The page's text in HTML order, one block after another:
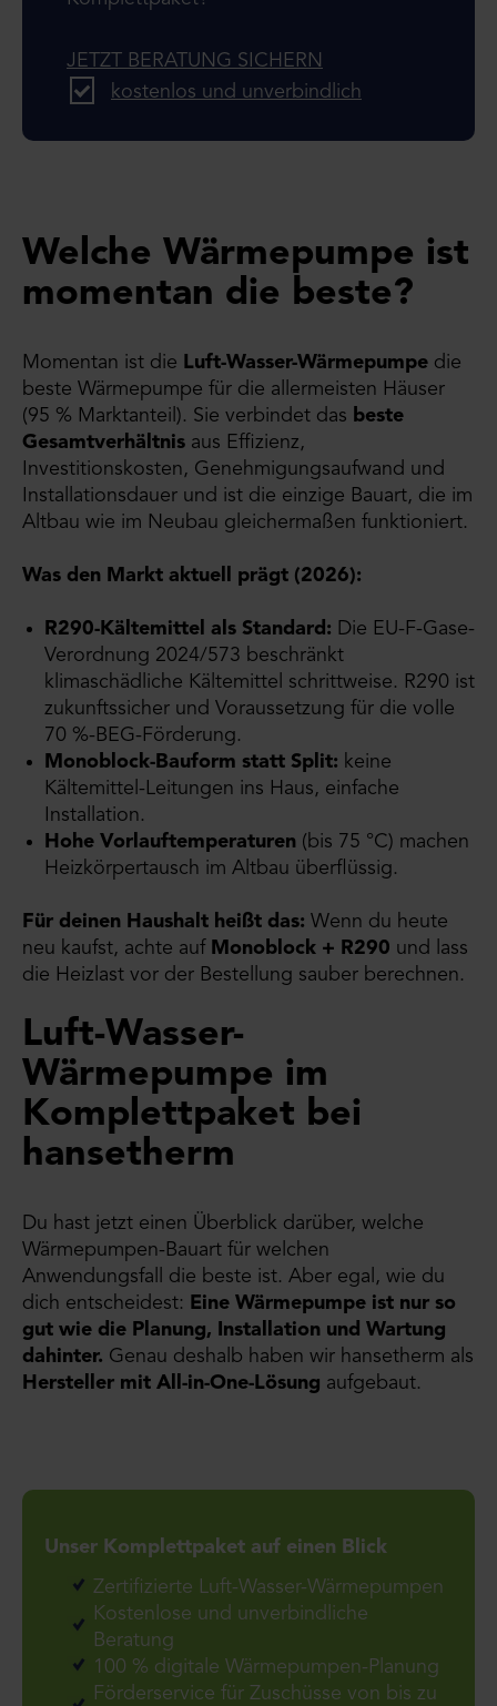
JETZT BERATUNG SICHERN
kostenlos und unverbindlich
Welche Wärmepumpe ist
momentan die beste?
Momentan ist die Luft-Wasser-Wärmepumpe die
beste Wärmepumpe für die allermeisten Häuser
(95 % Marktanteil). Sie verbindet das beste
Gesamtverhältnis aus Effizienz,
Investitionskosten, Genehmigungsaufwand und
Installationsdauer und ist die einzige Bauart, die im
Altbau wie im Neubau gleichermaßen funktioniert.
Was den Markt aktuell prägt (2026):
R290-Kältemittel als Standard: Die EU-F-Gase-
Verordnung 2024/573 beschränkt
klimaschädliche Kältemittel schrittweise. R290 ist
zukunftssicher und Voraussetzung für die volle
70 %-BEG-Förderung.
Monoblock-Bauform statt Split: keine
Kältemittel-Leitungen ins Haus, einfache
Installation.
Hohe Vorlauftemperaturen (bis 75 °C) machen
Heizkörpertausch im Altbau überflüssig.
Für deinen Haushalt heißt das: Wenn du heute
neu kaufst, achte auf Monoblock + R290 und lass
die Heizlast vor der Bestellung sauber berechnen.
Luft-Wasser-
Wärmepumpe im
Komplettpaket bei
hansetherm
Du hast jetzt einen Überblick darüber, welche
Wärmepumpen-Bauart für welchen
Anwendungsfall die beste ist. Aber egal, wie du
dich entscheidest:
Eine Wärmepumpe ist nur so
gut wie die Planung, Installation und Wartung
dahinter. Genau deshalb haben wir hansetherm als
Hersteller mit All-in-One-Lösung aufgebaut.
Unser Komplettpaket auf einen Blick
Zertifizierte Luft-Wasser-Wärmepumpen
Kostenlose und unverbindliche
Beratung
100 % digitale Wärmepumpen-Planung
Förderservice für Zuschüsse von bis zu